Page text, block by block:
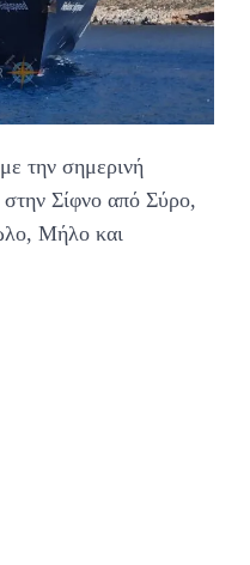
την σημερινή
Σίφνο από Σύρο,
Μήλο και